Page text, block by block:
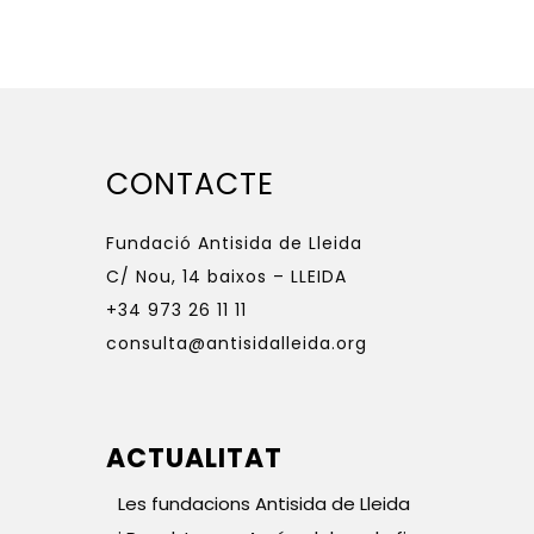
CONTACTE
Fundació Antisida de Lleida
C/ Nou, 14 baixos – LLEIDA
+34 973 26 11 11
consulta@antisidalleida.org
ACTUALITAT
Les fundacions Antisida de Lleida